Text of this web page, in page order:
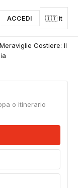
ACCEDI 🇮🇹 it
Costiere: Il
o itinerario